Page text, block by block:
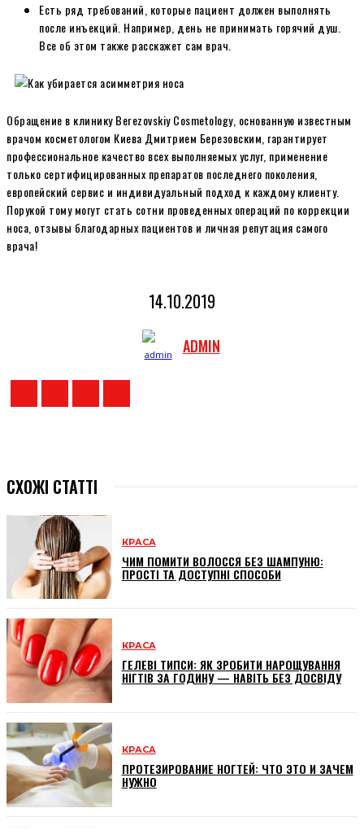
Есть ряд требований, которые пациент должен выполнять
после инъекций. Например, день не принимать горячий душ.
Все об этом также расскажет сам врач.
Обращение в клинику Berezovskiy Cosmetology, основанную известным
врачом косметологом Киева Дмитрием Березовским, гарантирует
профессиональное качество всех выполняемых услуг, применение
только сертифицированных препаратов последнего поколения,
европейский сервис и индивидуальный подход к каждому клиенту.
Порукой тому могут стать сотни проведенных операций по коррекции
носа, отзывы благодарных пациентов и личная репутация самого
врача!
14.10.2019
ADMIN
СХОЖІ СТАТТІ
КРАСА
ЧИМ ПОМИТИ ВОЛОССЯ БЕЗ ШАМПУНЮ:
ПРОСТІ ТА ДОСТУПНІ СПОСОБИ
КРАСА
ГЕЛЕВІ ТИПСИ: ЯК ЗРОБИТИ НАРОЩУВАННЯ
НІГТІВ ЗА ГОДИНУ — НАВІТЬ БЕЗ ДОСВІДУ
КРАСА
ПРОТЕЗИРОВАНИЕ НОГТЕЙ: ЧТО ЭТО И ЗАЧЕМ
НУЖНО